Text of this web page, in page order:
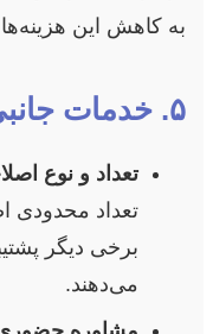
به کاهش این
۵. خدمات جانبی و پشتیبانی
تعداد و نوع
تعداد محدودی
برخی دیگر
می‌دهند.